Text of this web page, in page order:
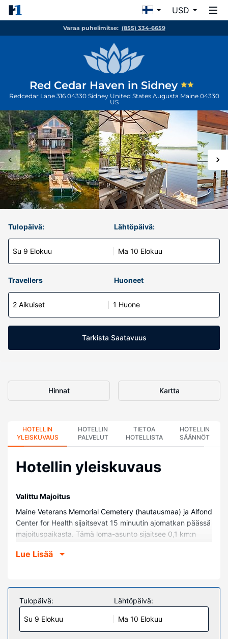
USD
Varaa puhelimitse: (855) 334-6659
Red Cedar Haven in Sidney
Redcedar Lane 316 04330 Sidney United States Augusta Maine 04330
US
Tulopäivä:
Su 9 Elokuu
Lähtöpäivä:
Ma 10 Elokuu
Travellers Huoneet
2 Aikuiset 1 Huone
Tarkista Saatavuus
Hinnat Kartta
HOTELLIN
YLEISKUVAUS
HOTELLIN
PALVELUT
TIETOA
HOTELLISTA
HOTELLIN
SÄÄNNÖT
Hotellin yleiskuvaus
Valittu Majoitus
Maine Veterans Memorial Cemetery (hautausmaa) ja Alfond
Center for Health sijaitsevat 15 minuutin ajomatkan päässä
majoituspaikasta. Tämä loma-asunto sijaitsee 0,1 km:n
päässä kohteesta Augusta Civic Center.
Tee olosi kotoisaksi loma-asunnossasi.
Kiinteistön miellyttävyys
Seuraavat palvelut ovat saatavilla: ilmainen langaton
internetyhteys ja grilli.
Lue Lisää
Tulopäivä:
Su 9 Elokuu
Lähtöpäivä:
Ma 10 Elokuu